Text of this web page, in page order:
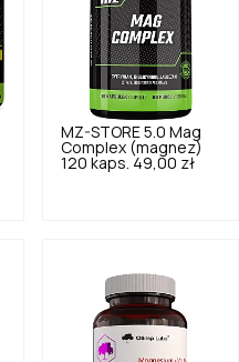
MZ-STORE 5.0 Mag
Complex (magnez)
120 kaps. 49,00 zł